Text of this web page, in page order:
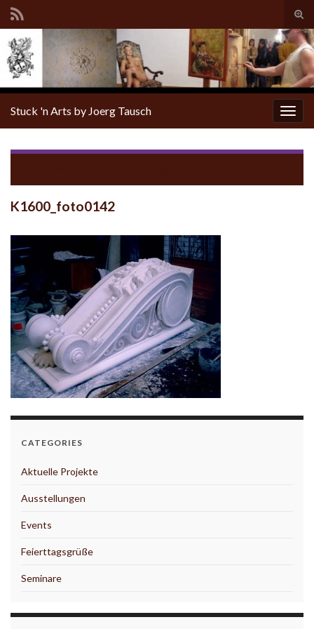
Stuck 'n Arts by Joerg Tausch
K1600_foto0142
CATEGORIES
Aktuelle Projekte
Ausstellungen
Events
Feierttagsgrüße
Seminare